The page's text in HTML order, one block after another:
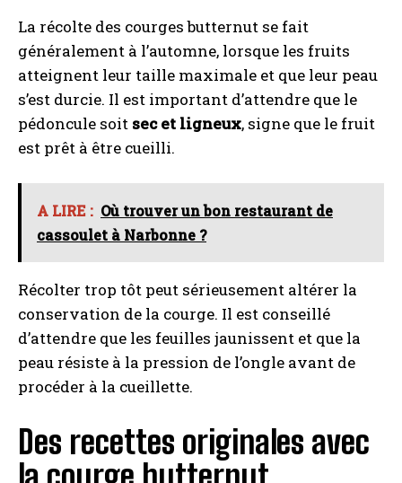
La récolte des courges butternut se fait
généralement à l’automne, lorsque les fruits
atteignent leur taille maximale et que leur peau
s’est durcie. Il est important d’attendre que le
pédoncule soit sec et ligneux, signe que le fruit
est prêt à être cueilli.
A LIRE : Où trouver un bon restaurant de
cassoulet à Narbonne ?
Récolter trop tôt peut sérieusement altérer la
conservation de la courge. Il est conseillé
d’attendre que les feuilles jaunissent et que la
peau résiste à la pression de l’ongle avant de
procéder à la cueillette.
Des recettes originales avec